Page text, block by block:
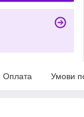
Оплата Умови